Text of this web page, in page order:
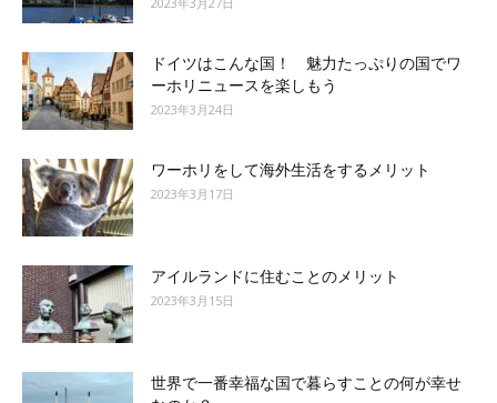
ドイツはこんな国！ 魅力たっぷりの国でワ
ーホリニュースを楽しもう
2023年3月24日
ワーホリをして海外生活をするメリット
2023年3月17日
アイルランドに住むことのメリット
2023年3月15日
世界で一番幸福な国で暮らすことの何が幸せ